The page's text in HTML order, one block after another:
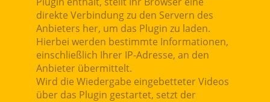
direkte Verbindung zu den Servern des
Anbieters her, um das Plugin zu laden.
Hierbei werden bestimmte Informationen,
einschließlich Ihrer IP-Adresse, an den
Anbieter übermittelt.
Wird die Wiedergabe eingebetteter Videos
über das Plugin gestartet, setzt der